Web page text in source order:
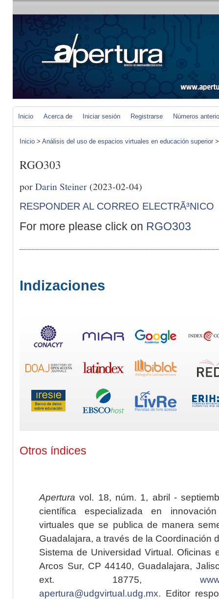
Inicio Acerca de Iniciar sesión Registrarse Números
Inicio > Análisis del uso de espacios virtuales en educación superior
RGO303
porDarin Steiner (2023-02-04)
RESPONDER AL CORREO ELECTRÃ³NICO
For more please click on RGO303
Indizaciones
Otros índices
Apertura vol. 18, núm. 1, abril -
científica especializada en
virtuales que se publica de manera
Guadalajara, a través de la Coordinación
Sistema de Universidad Virtual. Oficinas
Arcos Sur, CP 44140, Guadalajara,
ext. 18775,
apertura@udgvirtual.udg.mx. Editor